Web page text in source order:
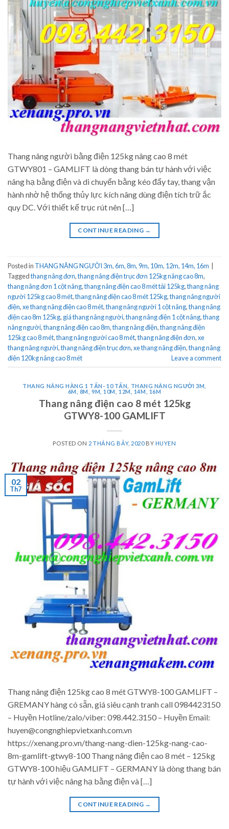
Thang nâng người bằng điện 125kg nâng cao 8 mét
GTWY801 – GAMLIFT là dòng thang bán tự hành với việc
nâng hạ bằng điện và di chuyển bằng kéo đẩy tay, thang vận
hành nhờ hệ thống thủy lực kích nâng dùng điện tích trữ ắc
quy DC. Với thiết kế trục rút nên […]
CONTINUE READING →
Posted in THANG NÂNG NGƯỜI 3m, 6m, 8m, 9m, 10m, 12m, 14m, 16m
Taggedthang nâng đơn,thang nâng điện trục đơn 125kg nâng cao 8m,
thang nâng đơn 1 cột nâng,thang nâng điện cao 8 mét tải 125kg,thang nâng
người 125kg cao 8 mét,thang nâng điện cao 8 mét 125kg,thang nâng người
điện,xe thang nâng điện cao 8 mét,thang nâng người 1 cột nâng,thang nâng
điện cao 8m 125kg, giá thang nâng người,thang nâng điện 1 cột nâng,thang
nâng người,thang nâng điện cao 8m,thang nâng điện,thang nâng điện
125kg cao 8 mét,thang nâng người cao 8 mét,thang nâng điện đơn,xe
thang nâng người,thang nâng điện trục đơn,xe thang nâng điện,thang nâng
điện 120kg nâng cao 8 mét
Leave a comment
THANG NÂNG HÀNG 1 TẤN- 10 TẤN
THANG NÂNG NGƯỜI 3M,
6M, 8M, 9M, 10M, 12M, 14M, 16M
Thang nâng điện cao 8 mét 125kg
GTWY8-100 GAMLIFT
POSTED ON 2 THÁNG BẢY, 2020BY HUYEN
02
Th7
Thang nâng điện 125kg cao 8 mét GTWY8-100 GAMLIFT –
GREMANY hàng có sẵn, giá siêu cạnh tranh call 0984423150
– Huyền Hotline/zalo/viber: 098.442.3150 – Huyền Email:
huyen@congnghiepvietxanh.com.vn
https://xenang.pro.vn/thang-nang-dien-125kg-nang-cao-
8m-gamlift-gtwy8-100 Thang nâng điện cao 8 mét – 125kg
GTWY8-100 hiệu GAMLIFT – GERMANY là dòng thang bán
tự hành với việc nâng hạ bằng điện và […]
CONTINUE READING →